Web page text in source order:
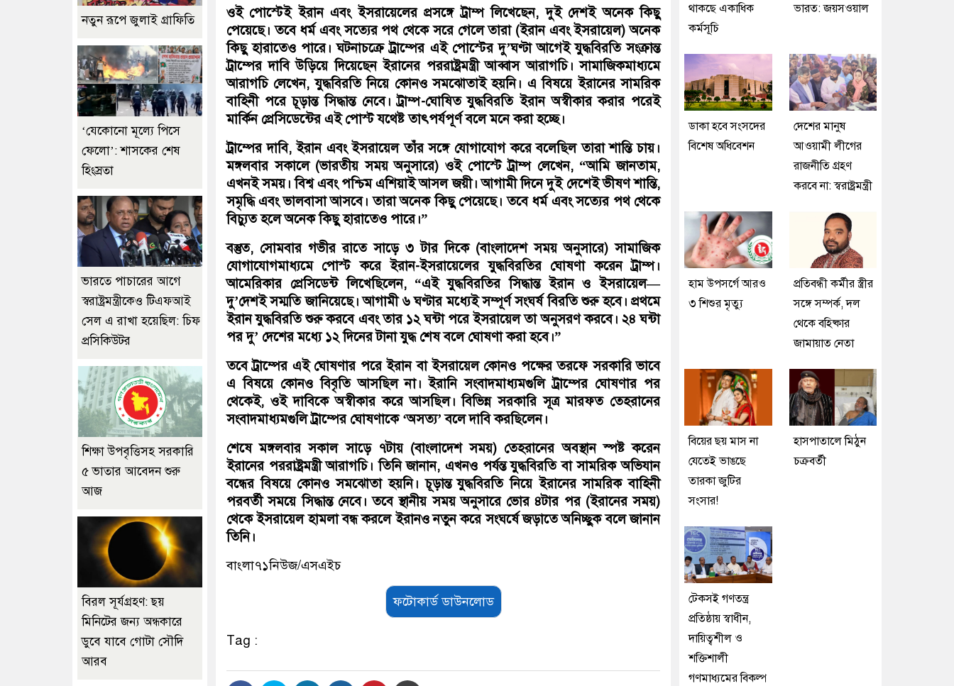
ওই পোস্টেই ইরান এবং ইসরায়েলের প্রসঙ্গে ট্রাম্প লিখেছেন, দুই দেশই অনেক কিছু
পেয়েছে। তবে ধর্ম এবং সত্যের পথ থেকে সরে গেলে তারা (ইরান এবং ইসরায়েল) অনেক
কিছু হারাতেও পারে। ঘটনাচক্রে ট্রাম্পের এই পোস্টের দু’ঘণ্টা আগেই যুদ্ধবিরতি সংক্রান্ত
ট্রাম্পের দাবি উড়িয়ে দিয়েছেন ইরানের পররাষ্ট্রমন্ত্রী আব্বাস আরাগচি। সামাজিকমাধ্যমে
আরাগচি লেখেন, যুদ্ধবিরতি নিয়ে কোনও সমঝোতাই হয়নি। এ বিষয়ে ইরানের সামরিক
বাহিনী পরে চূড়ান্ত সিদ্ধান্ত নেবে। ট্রাম্প-ঘোষিত যুদ্ধবিরতি ইরান অস্বীকার করার পরেই
মার্কিন প্রেসিডেন্টের এই পোস্ট যথেষ্ট তাৎপর্যপূর্ণ বলে মনে করা হচ্ছে।
ট্রাম্পের দাবি, ইরান এবং ইসরায়েল তাঁর সঙ্গে যোগাযোগ করে বলেছিল তারা শান্তি চায়।
মঙ্গলবার সকালে (ভারতীয় সময় অনুসারে) ওই পোস্টে ট্রাম্প লেখেন, “আমি জানতাম,
এখনই সময়। বিশ্ব এবং পশ্চিম এশিয়াই আসল জয়ী। আগামী দিনে দুই দেশেই ভীষণ শান্তি,
সমৃদ্ধি এবং ভালবাসা আসবে। তারা অনেক কিছু পেয়েছে। তবে ধর্ম এবং সত্যের পথ থেকে
বিচ্যুত হলে অনেক কিছু হারাতেও পারে।”
বস্তুত, সোমবার গভীর রাতে সাড়ে ৩ টার দিকে (বাংলাদেশ সময় অনুসারে) সামাজিক
যোগাযোগমাধ্যমে পোস্ট করে ইরান-ইসরায়েলের যুদ্ধবিরতির ঘোষণা করেন ট্রাম্প।
আমেরিকার প্রেসিডেন্ট লিখেছিলেন, “এই যুদ্ধবিরতির সিদ্ধান্ত ইরান ও ইসরায়েল—
দু’দেশই সম্মতি জানিয়েছে। আগামী ৬ ঘণ্টার মধ‍্যেই সম্পূর্ণ সংঘর্ষ বিরতি শুরু হবে। প্রথমে
ইরান যুদ্ধবিরতি শুরু করবে এবং তার ১২ ঘন্টা পরে ইসরায়েল তা অনুসরণ করবে। ২৪ ঘন্টা
পর দু’ দেশের মধ্যে ১২ দিনের টানা যুদ্ধ শেষ বলে ঘোষণা করা হবে।”
তবে ট্রাম্পের এই ঘোষণার পরে ইরান বা ইসরায়েল কোনও পক্ষের তরফে সরকারি ভাবে
এ বিষয়ে কোনও বিবৃতি আসছিল না। ইরানি সংবাদমাধ্যমগুলি ট্রাম্পের ঘোষণার পর
থেকেই, ওই দাবিকে অস্বীকার করে আসছিল। বিভিন্ন সরকারি সূত্র মারফত তেহরানের
সংবাদমাধ্যমগুলি ট্রাম্পের ঘোষণাকে ‘অসত্য’ বলে দাবি করছিলেন।
শেষে মঙ্গলবার সকাল সাড়ে ৭টায় (বাংলাদেশ সময়) তেহরানের অবস্থান স্পষ্ট করেন
ইরানের পররাষ্ট্রমন্ত্রী আরাগচি। তিনি জানান, এখনও পর্যন্ত যুদ্ধবিরতি বা সামরিক অভিযান
বন্ধের বিষয়ে কোনও সমঝোতা হয়নি। চূড়ান্ত যুদ্ধবিরতি নিয়ে ইরানের সামরিক বাহিনী
পরবর্তী সময়ে সিদ্ধান্ত নেবে। তবে স্থানীয় সময় অনুসারে ভোর ৪টার পর (ইরানের সময়)
থেকে ইসরায়েল হামলা বন্ধ করলে ইরানও নতুন করে সংঘর্ষে জড়াতে অনিচ্ছুক বলে জানান
তিনি।
বাংলা৭১নিউজ/এসএইচ
ফটোকার্ড ডাউনলোড
Tag :
নতুন রূপে জুলাই গ্রাফিতি
‘যেকোনো মূল্যে পিসে
ফেলো’: শাসকের শেষ
হিংস্রতা
ভারতে পাচারের আগে
স্বরাষ্ট্রমন্ত্রীকেও টিএফআই
সেল এ রাখা হয়েছিল: চিফ
প্রসিকিউটর
শিক্ষা উপবৃত্তিসহ সরকারি
৫ ভাতার আবেদন শুরু
আজ
বিরল সূর্যগ্রহণ: ছয়
মিনিটের জন্য অন্ধকারে
ডুবে যাবে গোটা সৌদি
আরব
থাকছে একাধিক
কর্মসূচি
ভারত: জয়সওয়াল
ডাকা হবে সংসদের
বিশেষ অধিবেশন
দেশের মানুষ
আওয়ামী লীগের
রাজনীতি গ্রহণ
করবে না: স্বরাষ্ট্রমন্ত্রী
হাম উপসর্গে আরও
৩ শিশুর মৃত্যু
প্রতিবন্ধী কর্মীর স্ত্রীর
সঙ্গে সম্পর্ক, দল
থেকে বহিষ্কার
জামায়াত নেতা
বিয়ের ছয় মাস না
যেতেই ভাঙছে
তারকা জুটির
সংসার!
হাসপাতালে মিঠুন
চক্রবর্তী
টেকসই গণতন্ত্র
প্রতিষ্ঠায় স্বাধীন,
দায়িত্বশীল ও
শক্তিশালী
গণমাধ্যমের বিকল্প